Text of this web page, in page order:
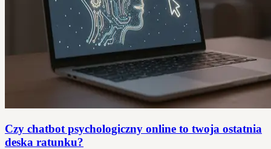
Czy chatbot psychologiczny online to twoja ostatnia
deska ratunku?